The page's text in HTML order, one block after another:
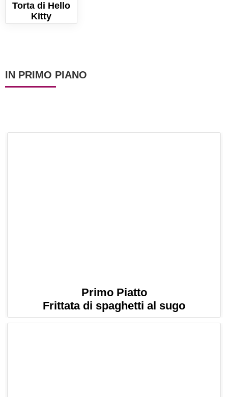
Torta di Hello
Kitty
IN PRIMO PIANO
Primo Piatto
Frittata di spaghetti al sugo